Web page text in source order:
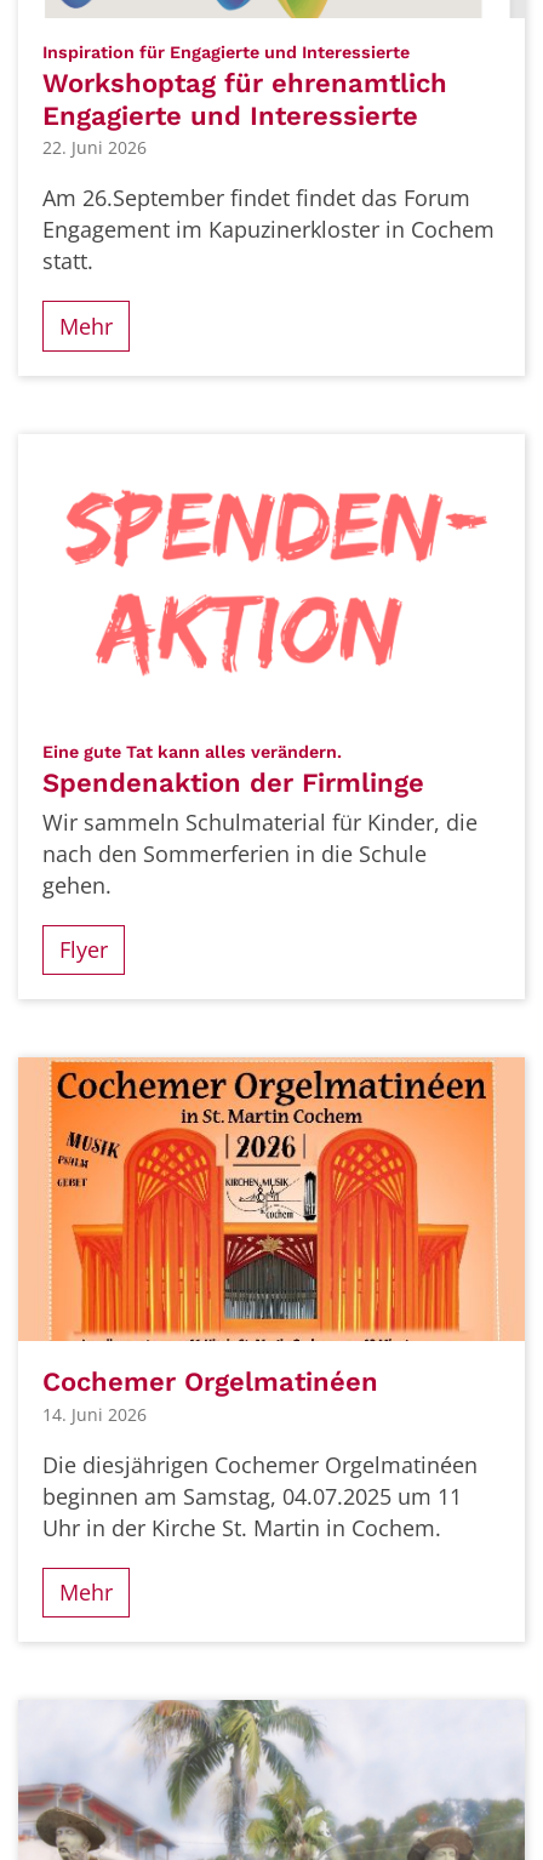
Inspiration für Engagierte und Interessierte:
Workshoptag für ehrenamtlich
Engagierte und Interessierte
22. Juni 2026
Am 26.September findet findet das Forum
Engagement im Kapuzinerkloster in Cochem
statt.
Mehr
Eine gute Tat kann alles verändern.:
Spendenaktion der Firmlinge
Wir sammeln Schulmaterial für Kinder, die
nach den Sommerferien in die Schule
gehen.
Flyer
Cochemer Orgelmatinéen
14. Juni 2026
Die diesjährigen Cochemer Orgelmatinéen
beginnen am Samstag, 04.07.2025 um 11
Uhr in der Kirche St. Martin in Cochem.
Mehr